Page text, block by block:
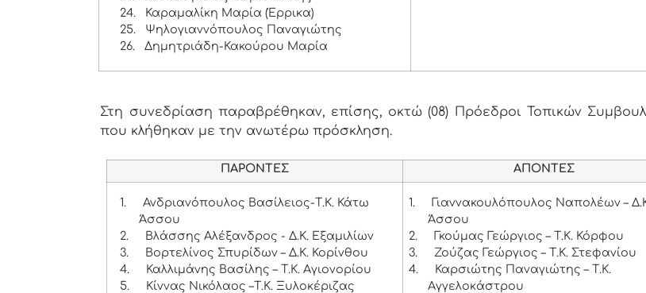
24.
Καραμαλίκη Μαρία (Έρρικα)
25.
Ψηλογιαννόπουλος Παναγιώτης
26.
Δημητριάδη-Κακούρου Μαρία
Στη συνεδρίαση παραβρέθηκαν, επίσης, οκτώ (08) Πρόεδροι Τοπικών
που κλήθηκαν με την ανωτέρω πρόσκληση.
ΠΑΡΟΝΤΕΣ ΑΠΟΝΤΕΣ
1.
Ανδριανόπουλος Βασίλειος-Τ.Κ. Κάτω
Άσσου
2.
Βλάσσης Αλέξανδρος - Δ.Κ. Εξαμιλίων
3.
Βορτελίνος Σπυρίδων – Δ.Κ. Κορίνθου
4.
Καλλιμάνης Βασίλης – Τ.Κ. Αγιονορίου
5.
Κίννας Νικόλαος –Τ.Κ. Ξυλοκέριζας
1.
Γιαννακουλόπουλος Ναπολέων –
Άσσου
2.
Γκούμας Γεώργιος – Τ.Κ. Κόρφου
3.
Ζούζας Γεώργιος – Τ.Κ. Στεφανίου
4.
Καρσιώτης Παναγιώτης – Τ.Κ.
Αγγελοκάστρου